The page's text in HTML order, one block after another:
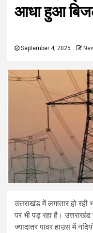
आधा हुआ
September 4, 2025
उत्तराखंड में लगातार हो रही
पर भी पड़ रहा है।
ज्यादातर पावर हाउस में